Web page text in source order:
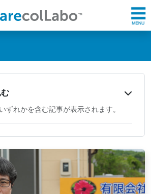
ずれかを含む記事が表示されます。